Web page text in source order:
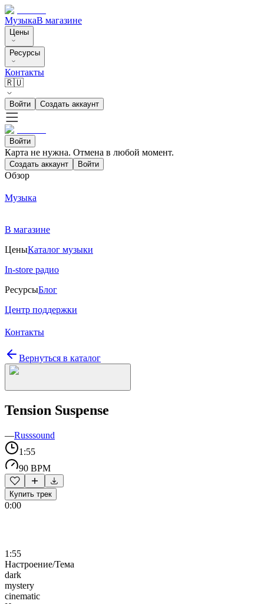
МузыкаВ магазине
Цены
Ресурсы
Контакты
🇷🇺
Войти Создать аккаунт
Войти
Карта не нужна. Отмена в любой момент.
Создать аккаунт Войти
Обзор
Музыка
В магазине
ЦеныКаталог музыки
In-store радио
РесурсыБлог
Центр поддержки
Контакты
Вернуться в каталог
Tension Suspense
—Russsound
1:55
90 BPM
Купить трек
0:00
1:55
Настроение/Тема
dark
mystery
cinematic